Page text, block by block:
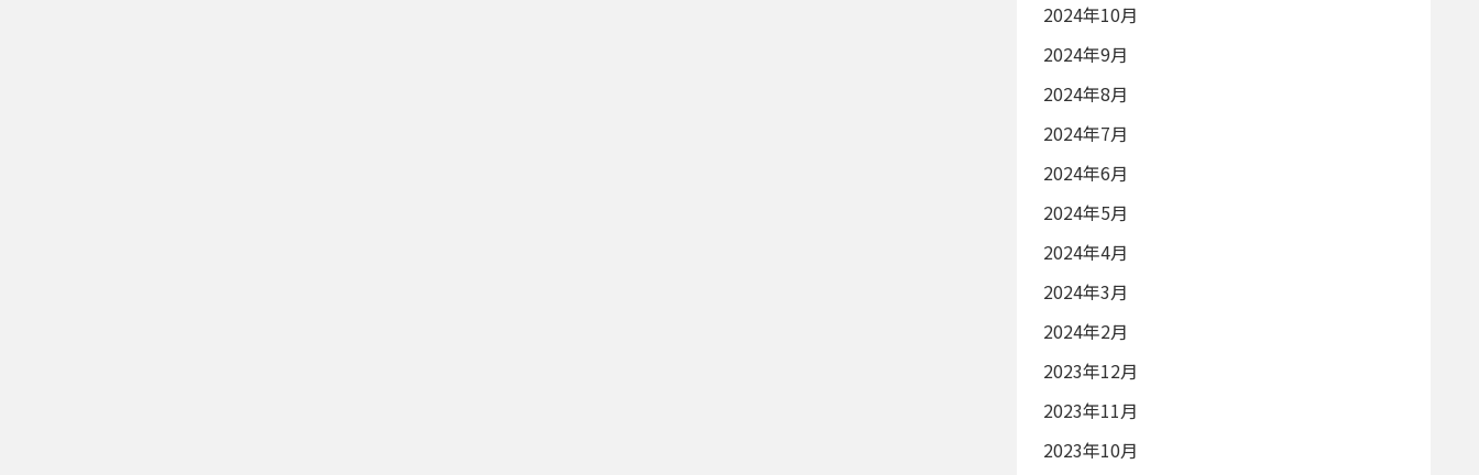
2024年10月
2024年9月
2024年8月
2024年7月
2024年6月
2024年5月
2024年4月
2024年3月
2024年2月
2023年12月
2023年11月
2023年10月